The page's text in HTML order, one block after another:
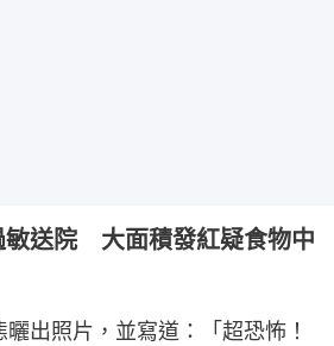
敏送院 大面積發紅疑食物中
出照片，並寫道：「超恐怖！